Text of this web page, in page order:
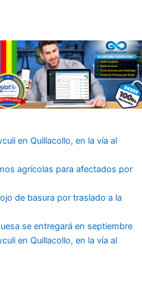
en Quillacollo, en la vía al
agrícolas para afectados por
de basura por traslado a la
se entregará en septiembre
en Quillacollo, en la vía al